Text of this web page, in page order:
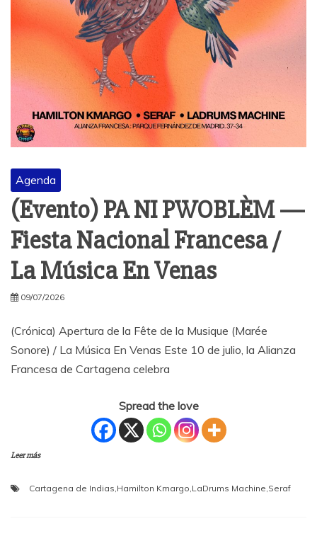
Agenda
(Evento) PA NI PWOBLÈM —
Fiesta Nacional Francesa /
La Música En Venas
09/07/2026
(Crónica) Apertura de la Fête de la Musique (Marée
Sonore) / La Música En Venas Este 10 de julio, la Alianza
Francesa de Cartagena celebra
Spread the love
Leer más
Cartagena de Indias Hamilton Kmargo LaDrums Machine Seraf